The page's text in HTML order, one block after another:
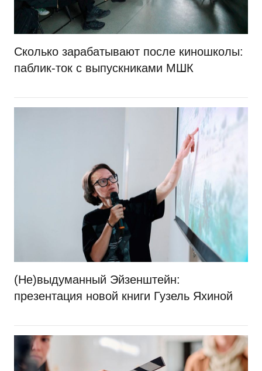
Сколько зарабатывают после киношколы:
паблик-ток с выпускниками МШК
(Не)выдуманный Эйзенштейн:
презентация новой книги Гузель Яхиной